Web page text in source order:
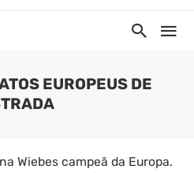
EUROPEUS DE
Wiebes campeã da Europa.